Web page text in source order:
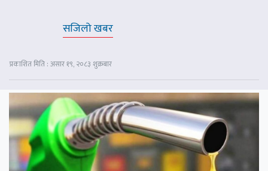
सजिलो खबर
प्रकाशित मिति : असार १९, २०८३ शुक्रबार